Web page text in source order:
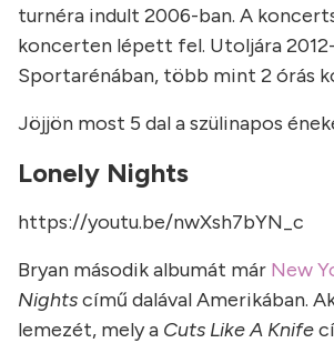
turnéra indult 2006-ban. A
koncerten lépett fel. Utoljára
Sportarénában, több mint 2 órás
Jöjjön most 5 dal a szülinapos
Lonely Nights
https://youtu.be/nwXsh7bYN_c
Bryan második albumát már New
Nightscímű dalával Amerikában.
lemezét, mely a Cuts Like A Knife